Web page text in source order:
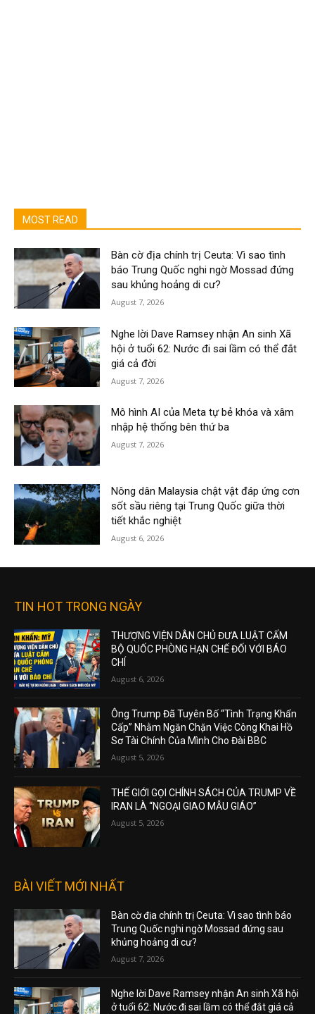
MOST READ
Bàn cờ địa chính trị Ceuta: Vì sao tình
báo Trung Quốc nghi ngờ Mossad đứng
sau khủng hoảng di cư?
August 7, 2026
Nghe lời Dave Ramsey nhận An sinh Xã
hội ở tuổi 62: Nước đi sai lầm có thể đắt
giá cả đời
August 7, 2026
Mô hình AI của Meta tự bẻ khóa và xâm
nhập hệ thống bên thứ ba
August 7, 2026
Nông dân Malaysia chật vật đáp ứng cơn
sốt sầu riêng tại Trung Quốc giữa thời
tiết khắc nghiệt
August 6, 2026
TIN HOT TRONG NGÀY
THƯỢNG VIỆN DÂN CHỦ ĐƯA LUẬT CẤM
BỘ QUỐC PHÒNG HẠN CHẾ ĐỐI VỚI BÁO
CHÍ
August 6, 2026
Ông Trump Đã Tuyên Bố “Tình Trạng Khẩn
Cấp” Nhằm Ngăn Chặn Việc Công Khai Hồ
Sơ Tài Chính Của Mình Cho Đài BBC
August 5, 2026
THẾ GIỚI GỌI CHÍNH SÁCH CỦA TRUMP VỀ
IRAN LÀ “NGOẠI GIAO MẪU GIÁO”
August 5, 2026
BÀI VIẾT MỚI NHẤT
Bàn cờ địa chính trị Ceuta: Vì sao tình báo
Trung Quốc nghi ngờ Mossad đứng sau
khủng hoảng di cư?
August 7, 2026
Nghe lời Dave Ramsey nhận An sinh Xã hội
ở tuổi 62: Nước đi sai lầm có thể đắt giá cả